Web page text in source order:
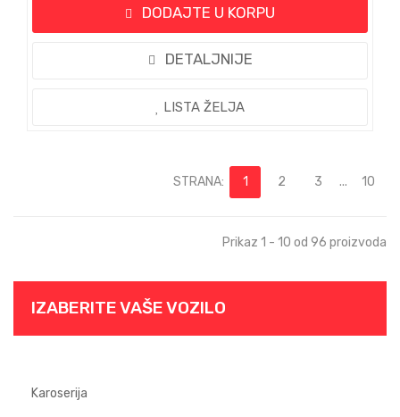
IZABERITE VAŠE VOZILO
DODAJTE U KORPU
DETALJNIJE
LISTA ŽELJA
STRANA: 1 2 3 ... 10
Prikaz 1 - 10 od 96 proizvoda